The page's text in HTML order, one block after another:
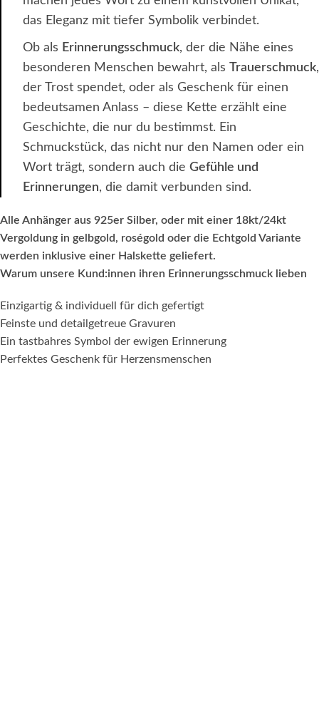
das Eleganz mit tiefer Symbolik verbindet.
Ob als Erinnerungsschmuck, der die Nähe eines
besonderen Menschen bewahrt, als Trauerschmuck,
der Trost spendet, oder als Geschenk für einen
bedeutsamen Anlass – diese Kette erzählt eine
Geschichte, die nur du bestimmst. Ein
Schmuckstück, das nicht nur den Namen oder ein
Wort trägt, sondern auch die Gefühle und
Erinnerungen, die damit verbunden sind.
Alle Anhänger aus 925er Silber, oder mit einer 18kt/24kt
Vergoldung in gelbgold, roségold oder die Echtgold Variante
werden inklusive einer Halskette geliefert.
Warum unsere Kund:innen ihren Erinnerungsschmuck lieben
Einzigartig & individuell für dich gefertigt
Feinste und detailgetreue Gravuren
Ein tastbahres Symbol der ewigen Erinnerung
Perfektes Geschenk für Herzensmenschen